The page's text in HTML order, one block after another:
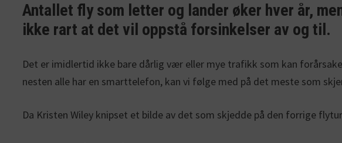
Antallet fly som letter og lander øker hver år,
ikke rart at det vil oppstå forsinkelser av og til.
Det er imidlertid ikke bare dårlig vær eller mye trafikk som kan
nesten alle har en smarttelefon, kan vi følge med på det meste som
Da Kristen Wiley knipset et bilde av det som skjedde på den forrige